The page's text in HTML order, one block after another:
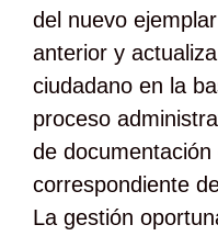
del nuevo
anterior y
ciudadano en la
proceso
de
correspondiente
La gestión